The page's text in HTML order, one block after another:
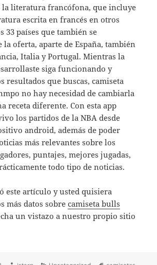
la literatura francófona, que incluye
escrita en francés en otros
33 países que también se
la oferta, aparte de España, también
Italia y Portugal. Mientras la
siga funcionando y
resultados que buscas, camiseta
no hay necesidad de cambiarla
receta diferente. Con esta app
los partidos de la NBA desde
android, además de poder
más relevantes sobre los
puntajes, mejores jugadas,
todo tipo de noticias.
este artículo y usted quisiera
más datos sobrecamiseta bulls
un vistazo a nuestro propio sitio